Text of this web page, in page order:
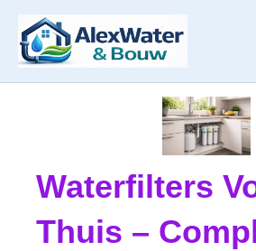
naar
inhoud
Waterfilters
Thuis –